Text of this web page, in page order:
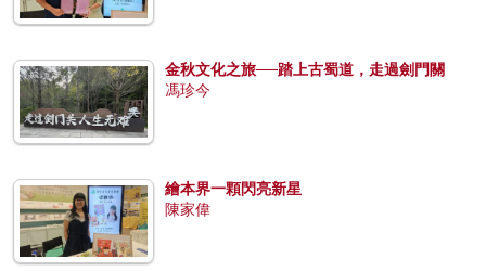
金秋文化之旅──踏上古蜀道，走過劍門關
馮珍今
繪本界一顆閃亮新星
陳家偉